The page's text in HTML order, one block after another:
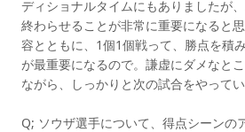
ディショナルタイムにもありましたが
終わらせることが非常に重要になると
容とともに、1個1個戦って、勝点を積
が最重要になるので。謙虚にダメなと
ながら、しっかりと次の試合をやってい
Q; ソウザ選手について、得点シーンの